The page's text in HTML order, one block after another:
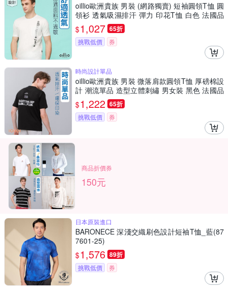
oillio歐洲貴族 男裝 (網路獨賣) 短袖圓領T恤 圓
領衫 透氣吸濕排汗 彈力 印花T恤 白色 法國品
牌
$1,027 65折
挑戰低價 券
時尚設計單品
oillio歐洲貴族 男裝 微落肩款圓領T恤 厚磅棉設
計 潮流單品 造型立體刺繡 男女裝 黑色 法國品
牌
$1,222 65折
挑戰低價 券
商品折價券
150元
日本原裝進口
BARONECE 深淺交織刷色設計短袖T恤_藍(87
7601-25)
$1,576 89折
挑戰低價 券